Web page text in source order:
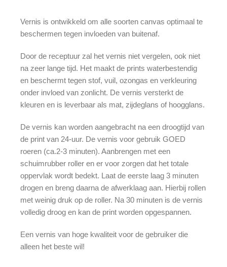
Vernis is ontwikkeld om alle soorten canvas optimaal te
beschermen tegen invloeden van buitenaf.
Door de receptuur zal het vernis niet vergelen, ook niet
na zeer lange tijd. Het maakt de prints waterbestendig
en beschermt tegen stof, vuil, ozongas en verkleuring
onder invloed van zonlicht. De vernis versterkt de
kleuren en is leverbaar als mat, zijdeglans of hoogglans.
De vernis kan worden aangebracht na een droogtijd van
de print van 24-uur. De vernis voor gebruik GOED
roeren (ca.2-3 minuten). Aanbrengen met een
schuimrubber roller en er voor zorgen dat het totale
oppervlak wordt bedekt. Laat de eerste laag 3 minuten
drogen en breng daarna de afwerklaag aan. Hierbij rollen
met weinig druk op de roller. Na 30 minuten is de vernis
volledig droog en kan de print worden opgespannen.
Een vernis van hoge kwaliteit voor de gebruiker die
alleen het beste wil!